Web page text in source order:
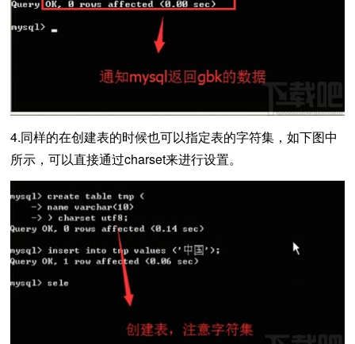
4.同样的在创建表的时候也可以指定表的字符集，如下图中
所示，可以直接通过charset来进行设置。